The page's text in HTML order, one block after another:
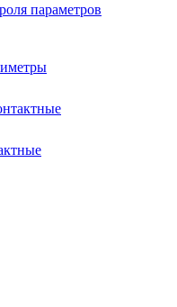
параметров